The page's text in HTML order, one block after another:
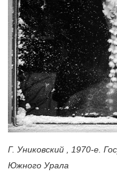
Г. Униковский , 1970-е.
Южного Урала